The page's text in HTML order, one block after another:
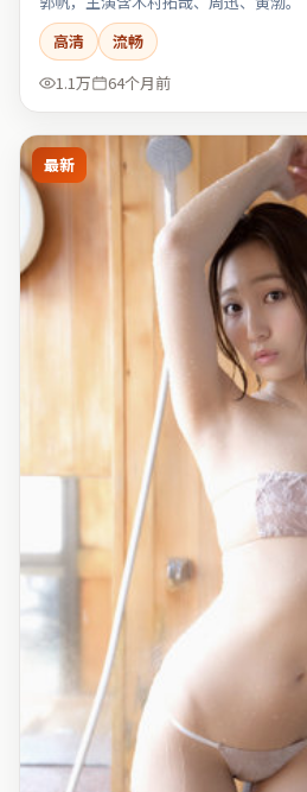
高清
流畅
1.1万
64个月前
最新